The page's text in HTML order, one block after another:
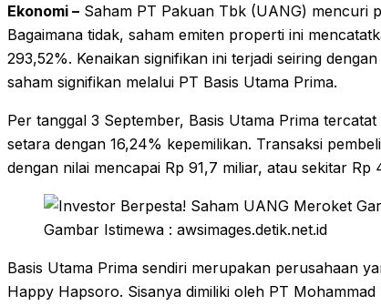
Ekonomi – Saham PT Pakuan Tbk (UANG) mencuri
Bagaimana tidak, saham emiten properti ini
293,52%. Kenaikan signifikan ini terjadi seiring
saham signifikan melalui PT Basis Utama Prima.
Per tanggal 3 September, Basis Utama Prima
setara dengan 16,24% kepemilikan. Transaksi
dengan nilai mencapai Rp 91,7 miliar, atau sekitar Rp
Gambar Istimewa : awsimages.detik.net.id
Basis Utama Prima sendiri merupakan perusahaan
Happy Hapsoro. Sisanya dimiliki oleh PT